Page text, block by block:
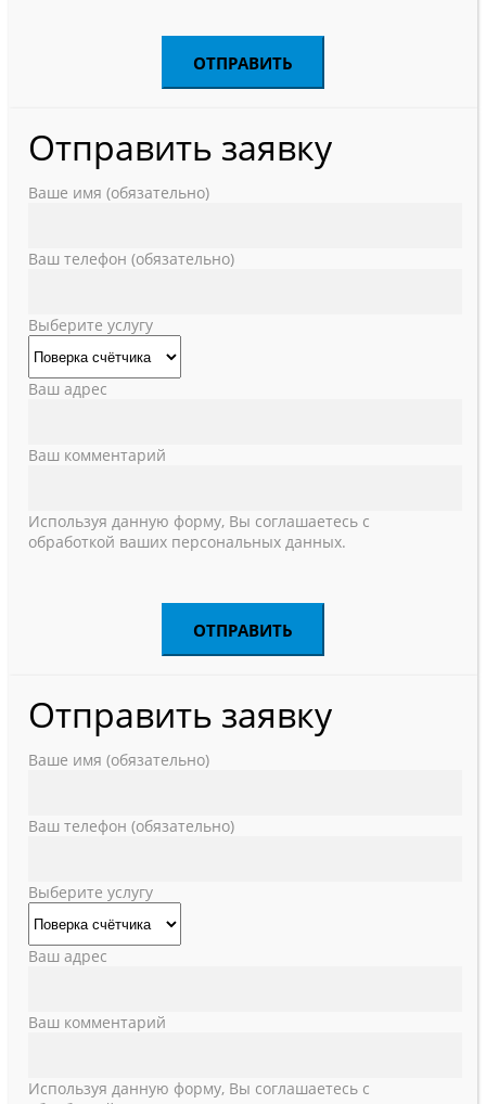
Отправить заявку
Ваше имя (обязательно)
Ваш телефон (обязательно)
Выберите услугу
Ваш адрес
Ваш комментарий
Используя данную форму, Вы соглашаетесь с
обработкой ваших персональных данных.
Отправить заявку
Ваше имя (обязательно)
Ваш телефон (обязательно)
Выберите услугу
Ваш адрес
Ваш комментарий
Используя данную форму, Вы соглашаетесь с